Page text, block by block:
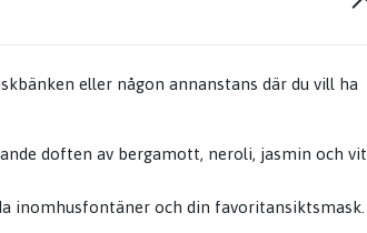
eller någon annanstans där du vill ha
doften av bergamott, neroli, jasmin och vit
inomhusfontäner och din favoritansiktsmask.